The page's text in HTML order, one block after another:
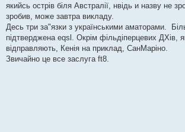
якийсь острів біля Австралії, нвідь и назву не
зробив, може завтра викладу.
Десь три за"язки з українськими аматорами.
підтверджена eqsl. Окрім фільдіперцевих ДХів,
відправляють, Кенія на приклад, СанМаріно.
Звичайно це все заслуга ft8.